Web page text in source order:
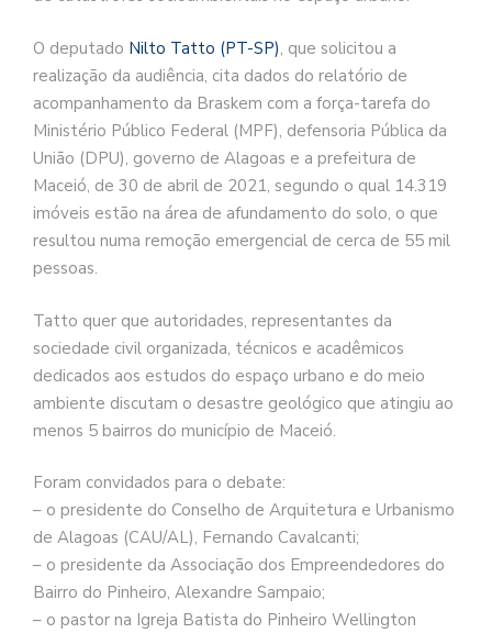
O deputado Nilto Tatto (PT-SP), que solicitou a
realização da audiência, cita dados do relatório de
acompanhamento da Braskem com a força-tarefa do
Ministério Público Federal (MPF), defensoria Pública da
União (DPU), governo de Alagoas e a prefeitura de
Maceió, de 30 de abril de 2021, segundo o qual 14.319
imóveis estão na área de afundamento do solo, o que
resultou numa remoção emergencial de cerca de 55 mil
pessoas.
Tatto quer que autoridades, representantes da
sociedade civil organizada, técnicos e acadêmicos
dedicados aos estudos do espaço urbano e do meio
ambiente discutam o desastre geológico que atingiu ao
menos 5 bairros do município de Maceió.
Foram convidados para o debate:
– o presidente do Conselho de Arquitetura e Urbanismo
de Alagoas (CAU/AL), Fernando Cavalcanti;
– o presidente da Associação dos Empreendedores do
Bairro do Pinheiro, Alexandre Sampaio;
– o pastor na Igreja Batista do Pinheiro Wellington